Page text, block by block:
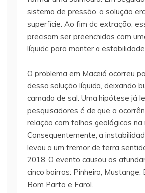
sistema de pressão, a solução
superfície. Ao fim da extração,
precisam ser preenchidos com
líquida para manter a
O problema em Maceió ocorreu
dessa solução líquida, deixando
camada de sal. Uma hipótese já
pesquisadores é de que a
relação com falhas geológicas na
Consequentemente, a
levou a um tremor de terra
2018. O evento causou os
cinco bairros: Pinheiro, Mustange,
Bom Parto e Farol.